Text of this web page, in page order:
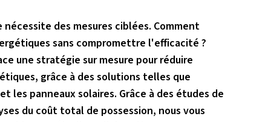
des mesures ciblées. Comment
sans compromettre l'efficacité ?
une stratégie sur mesure pour réduire
grâce à des solutions telles que
les panneaux solaires. Grâce à des études de
du coût total de possession, nous vous